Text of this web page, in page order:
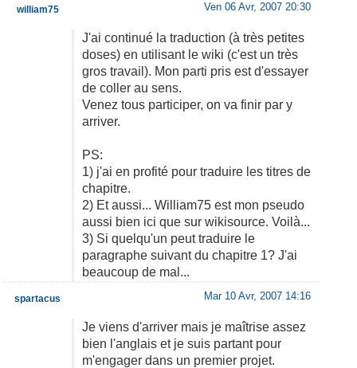
Ven 06 Avr, 2007 20:30
J'ai continué la traduction (à très petites
doses) en utilisant le wiki (c'est un très
gros travail). Mon parti pris est d'essayer
de coller au sens.
Venez tous participer, on va finir par y
arriver.
PS:
1) j'ai en profité pour traduire les titres de
chapitre.
2) Et aussi... William75 est mon pseudo
aussi bien ici que sur wikisource. Voilà...
3) Si quelqu'un peut traduire le
paragraphe suivant du chapitre 1? J'ai
beaucoup de mal...
william75
Mar 10 Avr, 2007 14:16
Je viens d'arriver mais je maîtrise assez
bien l'anglais et je suis partant pour
m'engager dans un premier projet.
spartacus